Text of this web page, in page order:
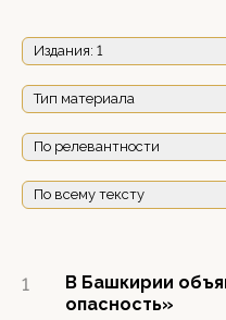
Издания: 1
Тип материала
По релевантности
По всему тексту
1
В Башкирии
опасность»